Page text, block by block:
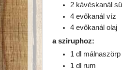
2 kávéskanál
4 evőkanál víz
4 evőkanál olaj
a sziruphoz:
1 dl málnaszörp
1 dl rum